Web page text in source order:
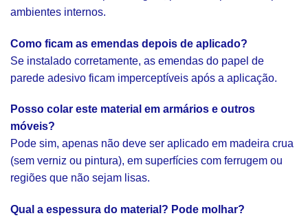
ambientes internos.
Como ficam as emendas depois de aplicado?
Se instalado corretamente, as emendas do papel de
parede adesivo ficam imperceptíveis após a aplicação.
Posso colar este material em armários e outros
móveis?
Pode sim, apenas não deve ser aplicado em madeira crua
(sem verniz ou pintura), em superfícies com ferrugem ou
regiões que não sejam lisas.
Qual a espessura do material? Pode molhar?